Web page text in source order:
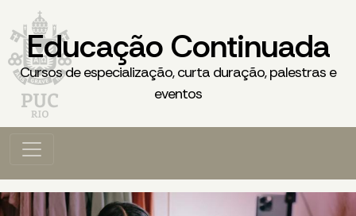
Educação Continuada
Cursos de especialização, curta duração, palestras e
eventos